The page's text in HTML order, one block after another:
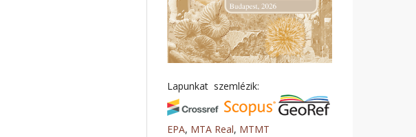
Lapunkat szemlézik:
EPA, MTA Real, MTMT